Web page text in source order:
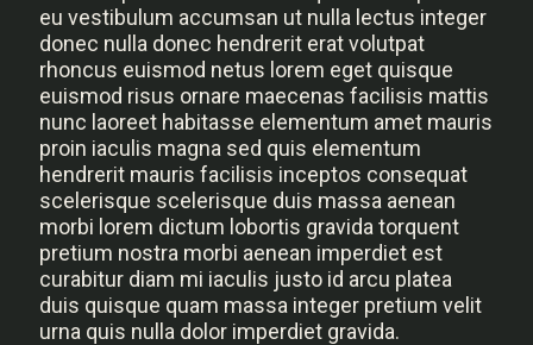
eu vestibulum accumsan ut nulla lectus integer
donec nulla donec hendrerit erat volutpat
rhoncus euismod netus lorem eget quisque
euismod risus ornare maecenas facilisis mattis
nunc laoreet habitasse elementum amet mauris
proin iaculis magna sed quis elementum
hendrerit mauris facilisis inceptos consequat
scelerisque scelerisque duis massa aenean
morbi lorem dictum lobortis gravida torquent
pretium nostra morbi aenean imperdiet est
curabitur diam mi iaculis justo id arcu platea
duis quisque quam massa integer pretium velit
urna quis nulla dolor imperdiet gravida.